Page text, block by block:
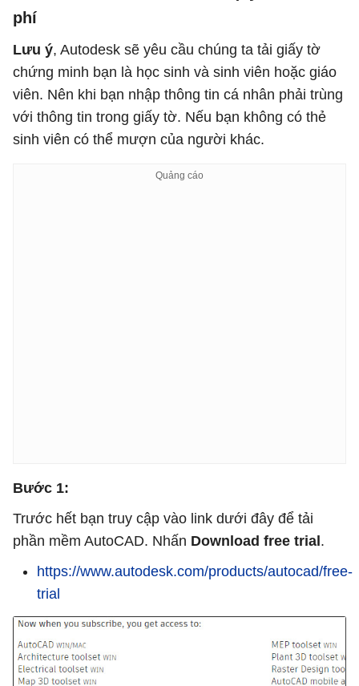
phí
Lưu ý, Autodesk sẽ yêu cầu chúng ta tải giấy tờ
chứng minh bạn là học sinh và sinh viên hoặc giáo
viên. Nên khi bạn nhập thông tin cá nhân phải trùng
với thông tin trong giấy tờ. Nếu bạn không có thẻ
sinh viên có thể mượn của người khác.
Bước 1:
Trước hết bạn truy cập vào link dưới đây để tải
phần mềm AutoCAD. Nhấn Download free trial .
https://www.autodesk.com/products/autocad/free-
trial